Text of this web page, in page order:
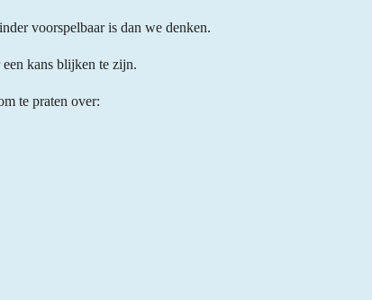
voorspelbaar is dan we denken.
kans blijken te zijn.
te praten over: